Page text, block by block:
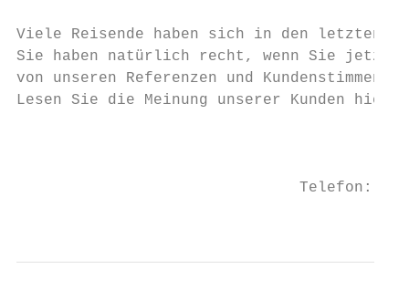
Viele Reisende haben sich in den letzten
Sie haben natürlich recht, wenn Sie jetzt
von unseren Referenzen und
Lesen Sie die Meinung unserer Kunden hier
Telefon: